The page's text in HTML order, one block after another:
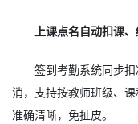
上课点名自动扣课
签到考勤系统同步
消，支持按教师班级、
准确清晰，免扯皮。